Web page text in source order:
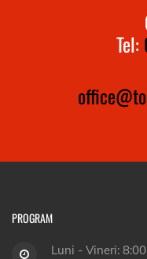
Tel:
PROGRAM
Luni - Vineri: